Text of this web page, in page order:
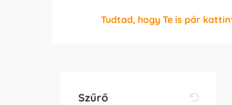
Tudtad, hogy Te is pár
Szűrő